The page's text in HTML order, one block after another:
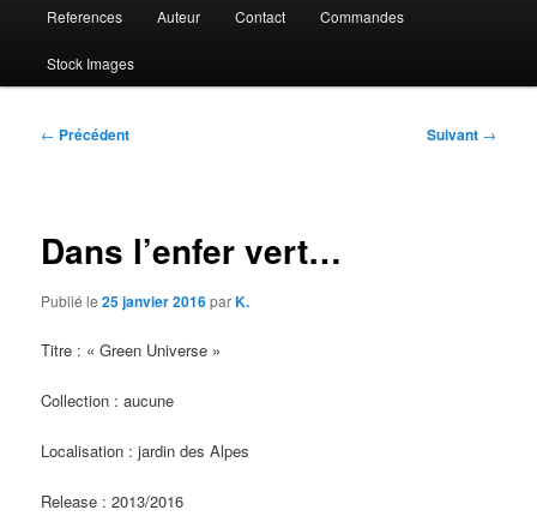
References Auteur Contact Commandes
Stock Images
Navigation
← Précédent Suivant →
Dans l’enfer vert…
Publié le25 janvier 2016parK.
Titre : « Green Universe »
Collection : aucune
Localisation : jardin des Alpes
Release : 2013/2016